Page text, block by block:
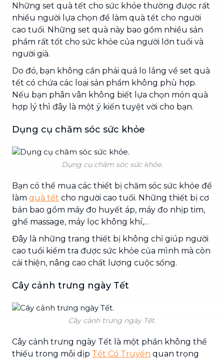
Những set quà tết cho sức khỏe thường được rất
nhiều người lựa chọn để làm quà tết cho người
cao tuổi. Những set quà này bao gồm nhiều sản
phẩm rất tốt cho sức khỏe của người lớn tuổi và
người già.
Do đó, bạn không cần phải quá lo lắng về set quà
tết có chứa các loại sản phẩm không phù hợp.
Nếu bạn phân vân không biết lựa chọn món quà
hợp lý thì đây là một ý kiến tuyệt vời cho bạn.
Dụng cụ chăm sóc sức khỏe
Dụng cụ chăm sóc sức khỏe.
Bạn có thể mua các thiết bị chăm sóc sức khỏe để
làm quà tết cho người cao tuổi. Những thiết bị cơ
bản bao gồm máy đo huyết áp, máy đo nhịp tim,
ghế massage, máy lọc không khí,…
Đây là những trang thiết bị không chỉ giúp người
cao tuổi kiểm tra được sức khỏe của mình mà còn
cải thiện, nâng cao chất lượng cuộc sống.
Cây cảnh trưng ngày Tết
Cây cảnh trưng ngày Tết.
Cây cảnh trưng ngày Tết là một phần không thể
thiếu trong mỗi dịp Tết Cổ Truyền quan trọng